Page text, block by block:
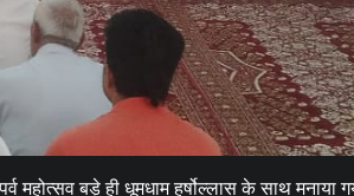
महोत्सव बड़े ही धूमधाम हर्षोल्लास के साथ मनाया